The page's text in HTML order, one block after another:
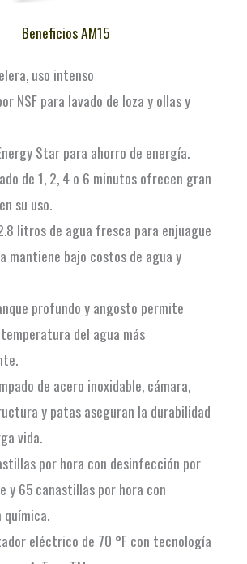
Beneficios AM15
uso intenso
NSF para lavado de loza y ollas y
Star para ahorro de energía.
de 1, 2, 4 o 6 minutos ofrecen gran
su uso.
litros de agua fresca para enjuague
mantiene bajo costos de agua y
profundo y angosto permite
del agua más
de acero inoxidable, cámara,
y patas aseguran la durabilidad
vida.
por hora con desinfección por
y 65 canastillas por hora con
eléctrico de 70 °F con tecnología